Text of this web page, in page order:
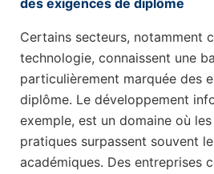
des exigences de diplôme
Certains secteurs, notamment
technologie, connaissent une
particulièrement marquée des
diplôme. Le développement
exemple, est un domaine où
pratiques surpassent souvent
académiques. Des entreprises